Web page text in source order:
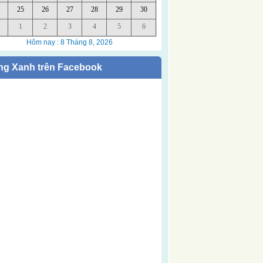
Xanh trên Facebook